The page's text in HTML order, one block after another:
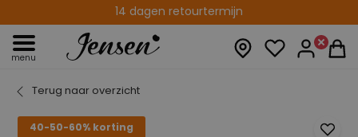
14 dagen retourtermijn
Gratis verzenden vanaf € 75,00
menu
Terug naar overzicht
40-50-60% korting